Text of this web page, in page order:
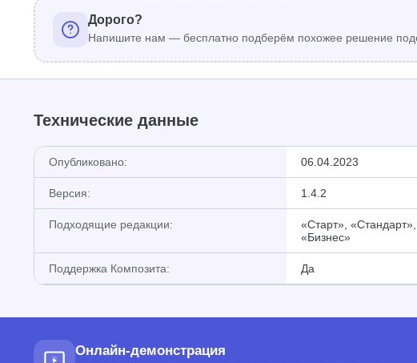
Дорого?
Напишите нам — бесплатно подберём похожее решение
Технические данные
Опубликовано: 06.04.2023
Версия: 1.4.2
Подходящие редакции:
«Старт»,
«Бизнес»
Поддержка Композита: Да
Онлайн-демонстрация